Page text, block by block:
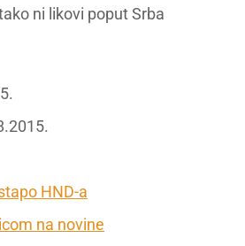
ni likovi poput Srba
HND-a
na novine